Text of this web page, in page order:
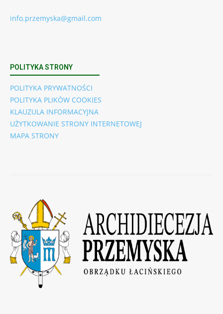
info.przemyska@gmail.com
POLITYKA STRONY
POLITYKA PRYWATNOŚCI
POLITYKA PLIKÓW COOKIES
KLAUZULA INFORMACYJNA
UŻYTKOWANIE STRONY INTERNETOWEJ
MAPA STRONY